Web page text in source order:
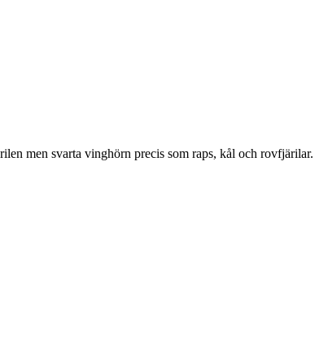
men svarta vinghörn precis som raps, kål och rovfjärilar.